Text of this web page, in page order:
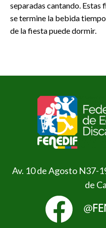
separadas cantando. Estas
se termine la bebida
de la fiesta puede dormir.
Av. 10 de Agosto N37-
de